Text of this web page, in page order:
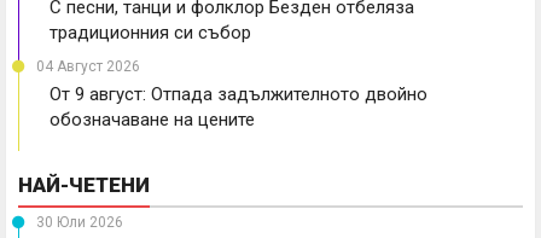
С песни, танци и фолклор Безден отбеляза
традиционния си събор
04 Август 2026
От 9 август: Отпада задължителното двойно
обозначаване на цените
НАЙ-ЧЕТЕНИ
30 Юли 2026